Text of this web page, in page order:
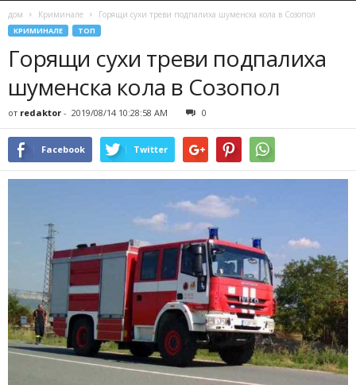
дом Криминале Горящи сухи треви подпалиха шуменска кола в Созопол
КРИМИНАЛЕ ТОП
Горящи сухи треви подпалиха
шуменска кола в Созопол
от redaktor - 2019/08/14 10:28:58 AM 0
Facebook Twitter